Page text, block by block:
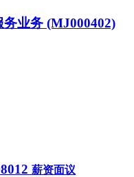
业务 (MJ000402)
薪资面议